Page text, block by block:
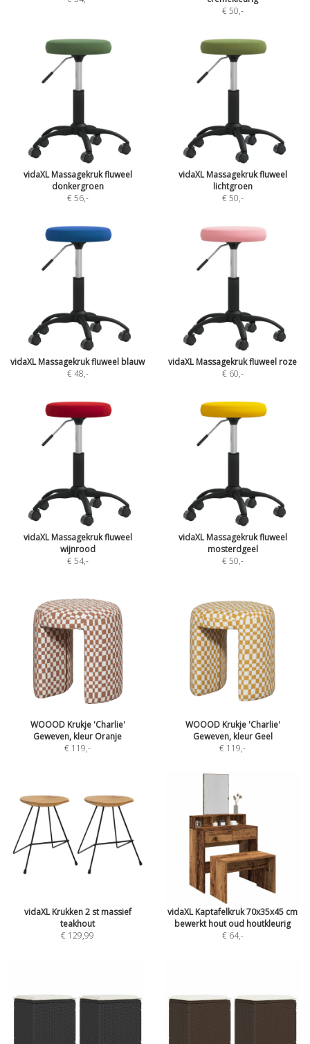
€ 50,-
vidaXL Massagekruk fluweel
donkergroen
€ 56,-
vidaXL Massagekruk fluweel
lichtgroen
€ 50,-
vidaXL Massagekruk fluweel blauw
€ 48,-
vidaXL Massagekruk fluweel roze
€ 60,-
vidaXL Massagekruk fluweel
wijnrood
€ 54,-
vidaXL Massagekruk fluweel
mosterdgeel
€ 50,-
WOOOD Krukje 'Charlie'
Geweven, kleur Oranje
€ 119,-
WOOOD Krukje 'Charlie'
Geweven, kleur Geel
€ 119,-
vidaXL Krukken 2 st massief
teakhout
€ 129,99
vidaXL Kaptafelkruk 70x35x45 cm
bewerkt hout oud houtkleurig
€ 64,-